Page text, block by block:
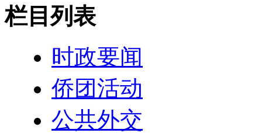
栏目列表
时政要闻
侨团活动
公共外交